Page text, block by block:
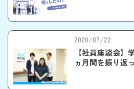
2020/07/22
【社員座談会】
ヵ月間を振り返